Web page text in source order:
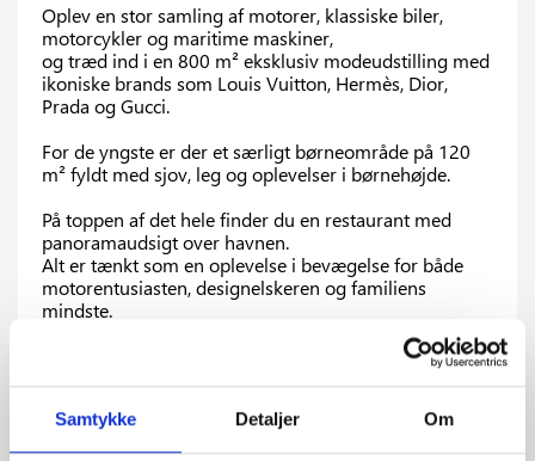
Samtykke Detaljer Om
Oplev en stor samling af motorer, klassiske biler,
motorcykler og maritime maskiner,
og træd ind i en 800 m² eksklusiv modeudstilling med
ikoniske brands som Louis Vuitton, Hermès, Dior,
Prada og Gucci.
For de yngste er der et særligt børneområde på 120
m² fyldt med sjov, leg og oplevelser i børnehøjde.
På toppen af det hele finder du en restaurant med
panoramaudsigt over havnen.
Alt er tænkt som en oplevelse i bevægelse for både
motorentusiasten, designelskeren og familiens
mindste.
10:00-17:00